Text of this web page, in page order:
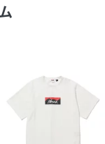
等登山アパレル
だと判断した技